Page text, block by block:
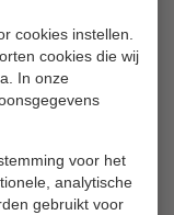
cookies instellen.
cookies die wij
In onze
voor het
analytische
gebruikt voor
inmiddels
er een